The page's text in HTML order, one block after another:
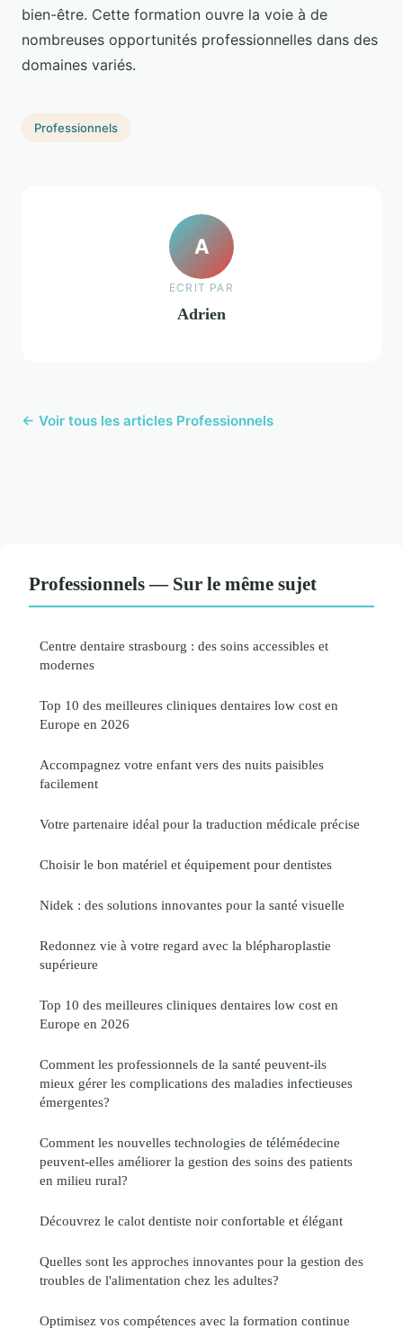
bien-être. Cette formation ouvre la voie à de
nombreuses opportunités professionnelles dans des
domaines variés.
Professionnels
A
ECRIT PAR
Adrien
← Voir tous les articles Professionnels
Professionnels — Sur le même sujet
Centre dentaire strasbourg : des soins accessibles et
modernes
Top 10 des meilleures cliniques dentaires low cost en
Europe en 2026
Accompagnez votre enfant vers des nuits paisibles
facilement
Votre partenaire idéal pour la traduction médicale précise
Choisir le bon matériel et équipement pour dentistes
Nidek : des solutions innovantes pour la santé visuelle
Redonnez vie à votre regard avec la blépharoplastie
supérieure
Top 10 des meilleures cliniques dentaires low cost en
Europe en 2026
Comment les professionnels de la santé peuvent-ils
mieux gérer les complications des maladies infectieuses
émergentes?
Comment les nouvelles technologies de télémédecine
peuvent-elles améliorer la gestion des soins des patients
en milieu rural?
Découvrez le calot dentiste noir confortable et élégant
Quelles sont les approches innovantes pour la gestion des
troubles de l'alimentation chez les adultes?
Optimisez vos compétences avec la formation continue